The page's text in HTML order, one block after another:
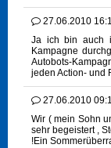
27.06.2010
Ja ich bin auch
Kampagne
Autobots-
jeden Action- und
27.06.2010
Wir ( mein Sohn
sehr begeistert ,
!Ein